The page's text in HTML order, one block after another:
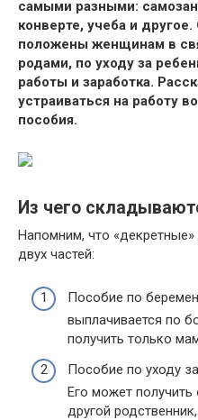
самыми разными:
конверте, учеба и
положены женщинам в
родами, по уходу за
работы и заработка.
устраиваться на работу
пособия.
Из чего
Напомним, что
двух частей:
Пособие по
выплачивается по
получить только
Пособие по уходу
Его может получить
другой